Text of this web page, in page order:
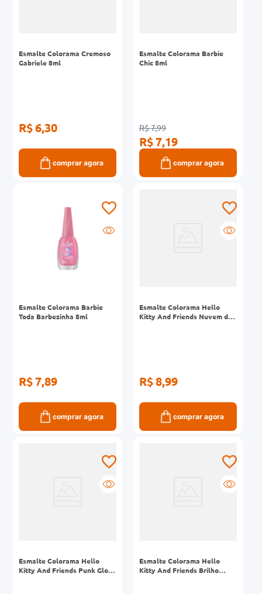
Esmalte Colorama Cremoso
Gabriele 8ml
R$ 6,30
comprar agora
Esmalte Colorama Barbie
Chic 8ml
R$ 7,99
R$ 7,19
comprar agora
Esmalte Colorama Barbie
Toda Barbezinha 8ml
R$ 7,89
comprar agora
Esmalte Colorama Hello
Kitty And Friends Nuvem de
R$ 8,99
comprar agora
Esmalte Colorama Hello
Kitty And Friends Punk Gloss
Esmalte Colorama Hello
Kitty And Friends Brilho